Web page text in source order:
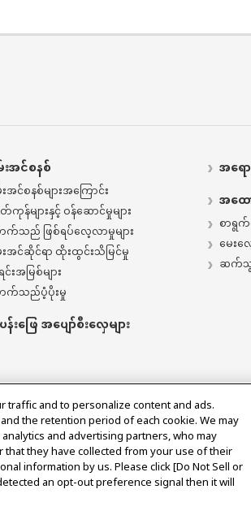
အင်စနစ်
အင်စနစ်များအကြောင်း
န်များနှင့် ဝန်ဆောင်မှုများ
က်သည် ဖြစ်ရပ်လေ့လာမှုများ
အင်ဆိုင်ရာ ထိုးထွင်းသိမြင်မှု
းအမြစ်များ
ာက်သည်ပံ့ပိုးမှု
းဖြေ အပျော်စီးလှေများ
အရေ
အထ
စာရွက်
မေးလ
ဆက်
း
and to personalize content and ads.
the retention period of each cookie. We may
and advertising partners, who may
they have collected from your use of their
information by us. Please click [Do Not Sell or
an opt-out preference signal then it will